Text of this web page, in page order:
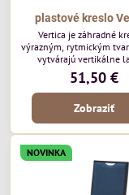
plastové kreslo
Vertica je záhradné
výrazným, rytmickým
vytvárajú vertikálne
operadla a sedadla. Jej
dizajn jej dodáva ľahký,
vzhľad a robí z nej
doplnok moderných
pozornosť svojimi
aby dominoval
vyzerať skvele vo
jedálenských
bistrových stoloch a
51,50 €
Zobraziť
NOVINKA